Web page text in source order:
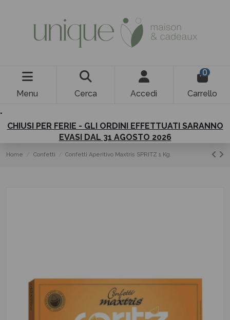
Menu Cerca Accedi
0
Carrello
.
CHIUSI PER FERIE - GLI ORDINI EFFETTUATI SARANNO
EVASI DAL 31 AGOSTO 2026
Home Confetti Confetti Aperitivo Maxtris SPRITZ 1 Kg.